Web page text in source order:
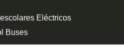
Eléctricos
Buses